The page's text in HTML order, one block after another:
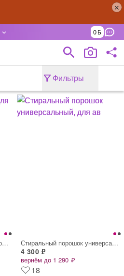
0
Фильтры
Стиральный порошок для автоматической ст Стиральный порошок универсальный, для ав
4 300 ₽
вернём до 1 290 ₽
18